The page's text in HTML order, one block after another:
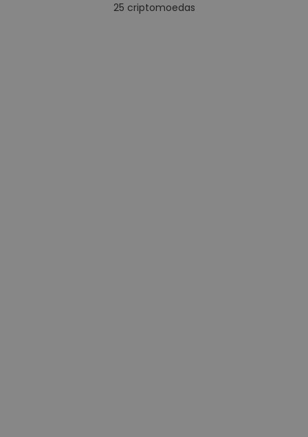
25 criptomoedas